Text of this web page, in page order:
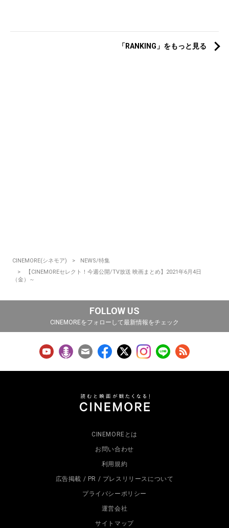
「RANKING」をもっと見る
CINEMORE(シネモア)
NEWS/特集
【CINEMOREセレクト！今週公開/TV放送 映画まとめ】2021年6月4日
（金）～
FOLLOW US
CINEMOREをフォローして最新情報をチェック
CINEMOREとは
お問い合わせ
利用規約
広告掲載 / PR / プレスリリースについて
プライバシーポリシー
運営会社
サイトマップ